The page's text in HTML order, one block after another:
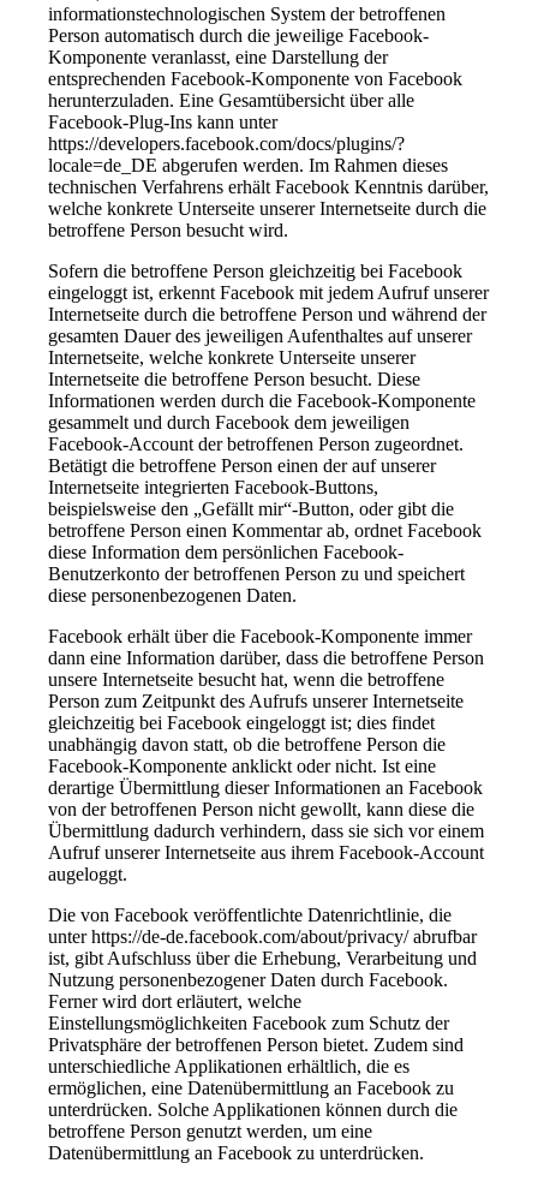
informationstechnologischen System der betroffenen
Person automatisch durch die jeweilige Facebook-
Komponente veranlasst, eine Darstellung der
entsprechenden Facebook-Komponente von Facebook
herunterzuladen. Eine Gesamtübersicht über alle
Facebook-Plug-Ins kann unter
https://developers.facebook.com/docs/plugins/?
locale=de_DE abgerufen werden. Im Rahmen dieses
technischen Verfahrens erhält Facebook Kenntnis darüber,
welche konkrete Unterseite unserer Internetseite durch die
betroffene Person besucht wird.
Sofern die betroffene Person gleichzeitig bei Facebook
eingeloggt ist, erkennt Facebook mit jedem Aufruf unserer
Internetseite durch die betroffene Person und während der
gesamten Dauer des jeweiligen Aufenthaltes auf unserer
Internetseite, welche konkrete Unterseite unserer
Internetseite die betroffene Person besucht. Diese
Informationen werden durch die Facebook-Komponente
gesammelt und durch Facebook dem jeweiligen
Facebook-Account der betroffenen Person zugeordnet.
Betätigt die betroffene Person einen der auf unserer
Internetseite integrierten Facebook-Buttons,
beispielsweise den „Gefällt mir“-Button, oder gibt die
betroffene Person einen Kommentar ab, ordnet Facebook
diese Information dem persönlichen Facebook-
Benutzerkonto der betroffenen Person zu und speichert
diese personenbezogenen Daten.
Facebook erhält über die Facebook-Komponente immer
dann eine Information darüber, dass die betroffene Person
unsere Internetseite besucht hat, wenn die betroffene
Person zum Zeitpunkt des Aufrufs unserer Internetseite
gleichzeitig bei Facebook eingeloggt ist; dies findet
unabhängig davon statt, ob die betroffene Person die
Facebook-Komponente anklickt oder nicht. Ist eine
derartige Übermittlung dieser Informationen an Facebook
von der betroffenen Person nicht gewollt, kann diese die
Übermittlung dadurch verhindern, dass sie sich vor einem
Aufruf unserer Internetseite aus ihrem Facebook-Account
augeloggt.
Die von Facebook veröffentlichte Datenrichtlinie, die
unter https://de-de.facebook.com/about/privacy/ abrufbar
ist, gibt Aufschluss über die Erhebung, Verarbeitung und
Nutzung personenbezogener Daten durch Facebook.
Ferner wird dort erläutert, welche
Einstellungsmöglichkeiten Facebook zum Schutz der
Privatsphäre der betroffenen Person bietet. Zudem sind
unterschiedliche Applikationen erhältlich, die es
ermöglichen, eine Datenübermittlung an Facebook zu
unterdrücken. Solche Applikationen können durch die
betroffene Person genutzt werden, um eine
Datenübermittlung an Facebook zu unterdrücken.